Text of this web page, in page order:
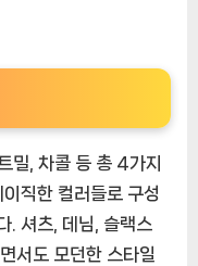
밀, 차콜 등 총 4가지
직한 컬러들로 구성
. 셔츠, 데님, 슬랙스
서도 모던한 스타일